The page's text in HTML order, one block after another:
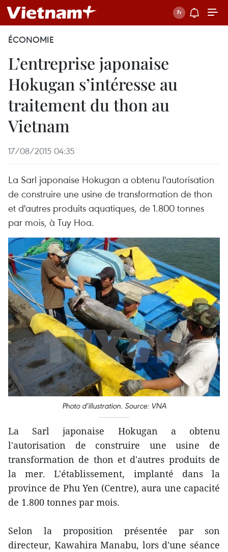
ÉCONOMIE
L’entreprise japonaise
Hokugan s’intéresse au
traitement du thon au
Vietnam
17/08/2015 04:35
La Sarl japonaise Hokugan a obtenu l'autorisation
de construire une usine de transformation de thon
et d'autres produits aquatiques, de 1.800 tonnes
par mois, à Tuy Hoa.
Photo d'illustration. Source: VNA
La Sarl japonaise Hokugan a obtenu
l'autorisation de construire une usine de
transformation de thon et d'autres produits ​de
la mer. L'établissement, implanté dans la
province de Phu Yen (Centre), aura une capacité
de 1.800 tonnes par mois.
Selon la proposition présentée par son
directeur, Kawahira Manabu, lors d'une séance